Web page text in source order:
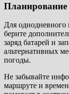
Планирование
Для однодневного
берите
заряд батарей и
альтернативных
погоды.
Не забывайте
маршруте и